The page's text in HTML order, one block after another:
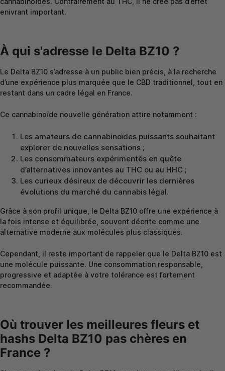
enivrant important.
À qui s'adresse le Delta BZ10 ?
Le Delta BZ10 s’adresse à un public bien précis, à la recherche
d’une expérience plus marquée que le CBD traditionnel, tout en
restant dans un cadre légal en France.
Ce cannabinoïde nouvelle génération attire notamment :
Les amateurs de cannabinoïdes puissants souhaitant
explorer de nouvelles sensations ;
Les consommateurs expérimentés en quête
d’alternatives innovantes au THC ou au HHC ;
Les curieux désireux de découvrir les dernières
évolutions du marché du cannabis légal.
Grâce à son profil unique, le Delta BZ10 offre une expérience à
la fois intense et équilibrée, souvent décrite comme une
alternative moderne aux molécules plus classiques.
Cependant, il reste important de rappeler que le Delta BZ10 est
une molécule puissante. Une consommation responsable,
progressive et adaptée à votre tolérance est fortement
recommandée.
Où trouver les meilleures fleurs et
hashs Delta BZ10 pas chères en
France ?